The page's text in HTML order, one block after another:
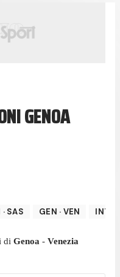
GENOA
· SAS GEN · VEN INT
di Genoa - Venezia